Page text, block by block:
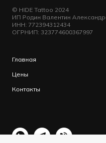
© HIDE Tattoo 2024
ИП Родин Валентин
ИНН: 772394312434
ОГРНИП: 323774600367997
Главная
Цены
Контакты